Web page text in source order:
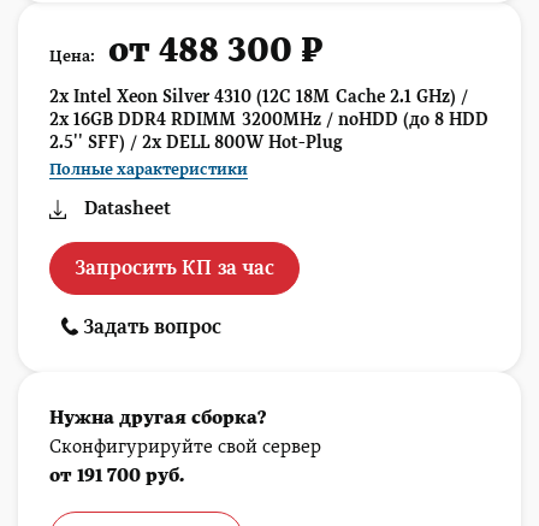
Цена: от 488 300 ₽
2x Intel Xeon Silver 4310 (12C 18M Cache 2.1 GHz) /
2x 16GB DDR4 RDIMM 3200MHz / noHDD (до 8 HDD
2.5'' SFF) / 2x DELL 800W Hot-Plug
Полные характеристики
Datasheet
Запросить КП за час
Задать вопрос
Нужна другая сборка?
Сконфигурируйте свой сервер
от 191 700 руб.